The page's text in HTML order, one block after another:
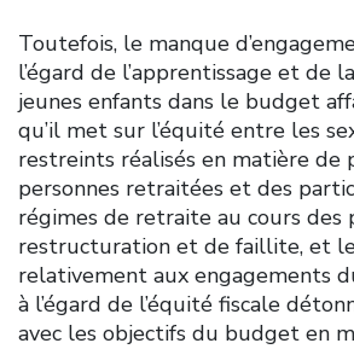
Toutefois, le manque
l’égard de l’apprentissage et de
jeunes enfants dans le budget
qu’il met sur l’équité entre les
restreints réalisés en matière de
personnes retraitées et des
régimes de retraite au cours des
restructuration et de faillite, et
relativement aux engagements
à l’égard de l’équité fiscale
avec les objectifs du budget en